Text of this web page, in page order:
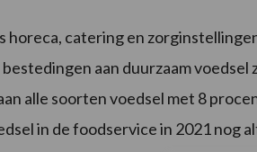
horeca, catering en
aan duurzaam
alle soorten voedsel met 8
in de foodservice in 2021 nog